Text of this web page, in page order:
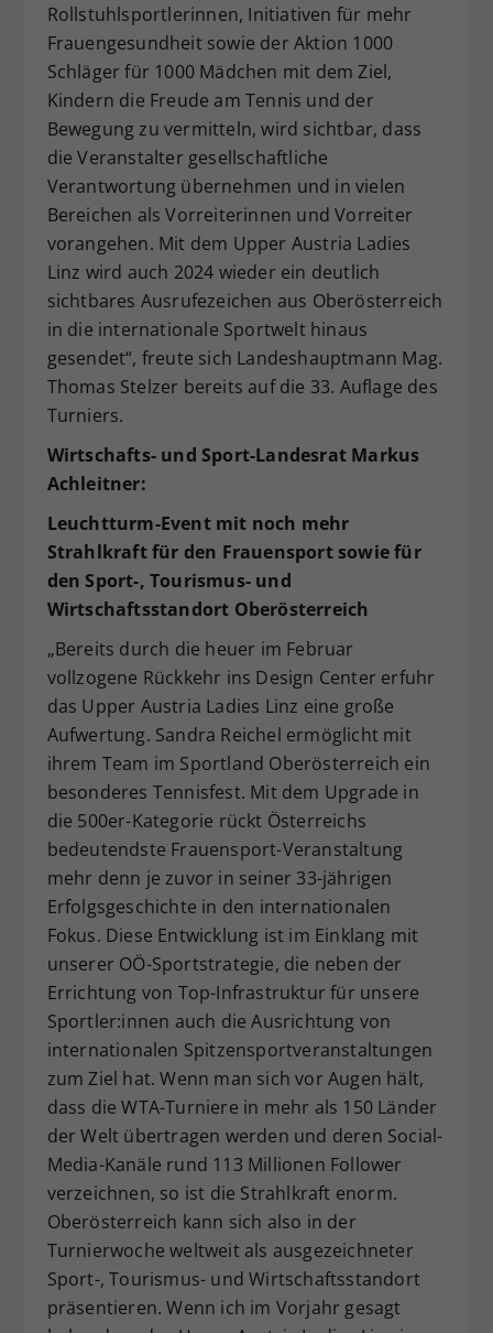
Rollstuhlsportlerinnen, Initiativen für mehr
Frauengesundheit sowie der Aktion 1000
Schläger für 1000 Mädchen mit dem Ziel,
Kindern die Freude am Tennis und der
Bewegung zu vermitteln, wird sichtbar, dass
die Veranstalter gesellschaftliche
Verantwortung übernehmen und in vielen
Bereichen als Vorreiterinnen und Vorreiter
vorangehen. Mit dem Upper Austria Ladies
Linz wird auch 2024 wieder ein deutlich
sichtbares Ausrufezeichen aus Oberösterreich
in die internationale Sportwelt hinaus
gesendet“, freute sich Landeshauptmann Mag.
Thomas Stelzer bereits auf die 33. Auflage des
Turniers.
Wirtschafts- und Sport-Landesrat Markus
Achleitner:
Leuchtturm-Event mit noch mehr
Strahlkraft für den Frauensport sowie für
den Sport-, Tourismus- und
Wirtschaftsstandort Oberösterreich
„Bereits durch die heuer im Februar
vollzogene Rückkehr ins Design Center erfuhr
das Upper Austria Ladies Linz eine große
Aufwertung. Sandra Reichel ermöglicht mit
ihrem Team im Sportland Oberösterreich ein
besonderes Tennisfest. Mit dem Upgrade in
die 500er-Kategorie rückt Österreichs
bedeutendste Frauensport-Veranstaltung
mehr denn je zuvor in seiner 33-jährigen
Erfolgsgeschichte in den internationalen
Fokus. Diese Entwicklung ist im Einklang mit
unserer OÖ-Sportstrategie, die neben der
Errichtung von Top-Infrastruktur für unsere
Sportler:innen auch die Ausrichtung von
internationalen Spitzensportveranstaltungen
zum Ziel hat. Wenn man sich vor Augen hält,
dass die WTA-Turniere in mehr als 150 Länder
der Welt übertragen werden und deren Social-
Media-Kanäle rund 113 Millionen Follower
verzeichnen, so ist die Strahlkraft enorm.
Oberösterreich kann sich also in der
Turnierwoche weltweit als ausgezeichneter
Sport-, Tourismus- und Wirtschaftsstandort
präsentieren. Wenn ich im Vorjahr gesagt